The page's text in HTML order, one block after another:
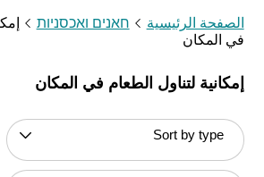
الصفحة الرئيسية חאנים ואכסניות
في المكان
إمكانية لتناول الطعام في المكان
Sort by type